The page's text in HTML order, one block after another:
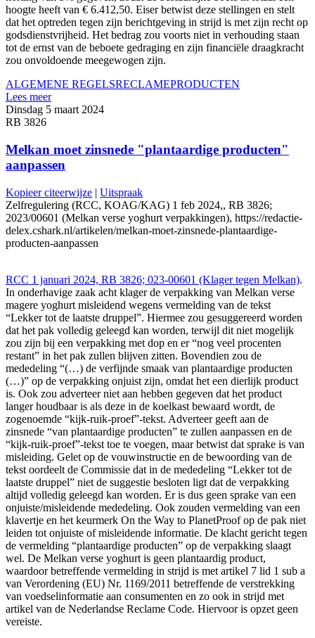
hoogte heeft van € 6.412,50. Eiser betwist deze stellingen en stelt
dat het optreden tegen zijn berichtgeving in strijd is met zijn recht op
godsdienstvrijheid. Het bedrag zou voorts niet in verhouding staan
tot de ernst van de beboete gedraging en zijn financiële draagkracht
zou onvoldoende meegewogen zijn.
ALGEMENE REGELSRECLAMEPRODUCTEN
Lees meer
Dinsdag 5 maart 2024
RB 3826
Melkan moet zinsnede "plantaardige producten"
aanpassen
Kopieer citeerwijze | Uitspraak
Zelfregulering (RCC, KOAG/KAG) 1 feb 2024,, RB 3826;
2023/00601 (Melkan verse yoghurt verpakkingen), https://redactie-
delex.cshark.nl/artikelen/melkan-moet-zinsnede-plantaardige-
producten-aanpassen
RCC 1 januari 2024, RB 3826; 023-00601 (Klager tegen Melkan).
In onderhavige zaak acht klager de verpakking van Melkan verse
magere yoghurt misleidend wegens vermelding van de tekst
“Lekker tot de laatste druppel”. Hiermee zou gesuggereerd worden
dat het pak volledig geleegd kan worden, terwijl dit niet mogelijk
zou zijn bij een verpakking met dop en er “nog veel procenten
restant” in het pak zullen blijven zitten. Bovendien zou de
mededeling “(…) de verfijnde smaak van plantaardige producten
(…)” op de verpakking onjuist zijn, omdat het een dierlijk product
is. Ook zou adverteer niet aan hebben gegeven dat het product
langer houdbaar is als deze in de koelkast bewaard wordt, de
zogenoemde “kijk-ruik-proef”-tekst. Adverteer geeft aan de
zinsnede “van plantaardige producten” te zullen aanpassen en de
“kijk-ruik-proef”-tekst toe te voegen, maar betwist dat sprake is van
misleiding. Gelet op de vouwinstructie en de bewoording van de
tekst oordeelt de Commissie dat in de mededeling “Lekker tot de
laatste druppel” niet de suggestie besloten ligt dat de verpakking
altijd volledig geleegd kan worden. Er is dus geen sprake van een
onjuiste/misleidende mededeling. Ook zouden vermelding van een
klavertje en het keurmerk On the Way to PlanetProof op de pak niet
leiden tot onjuiste of misleidende informatie. De klacht gericht tegen
de vermelding “plantaardige producten” op de verpakking slaagt
wel. De Melkan verse yoghurt is geen plantaardig product,
waardoor betreffende vermelding in strijd is met artikel 7 lid 1 sub a
van Verordening (EU) Nr. 1169/2011 betreffende de verstrekking
van voedselinformatie aan consumenten en zo ook in strijd met
artikel van de Nederlandse Reclame Code. Hiervoor is opzet geen
vereiste.